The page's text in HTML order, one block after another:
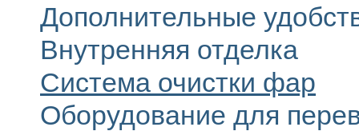
Дополнительные
Внутренняя отделка
Система очистки фар
Оборудование для